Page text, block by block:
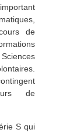
de
de
S qui